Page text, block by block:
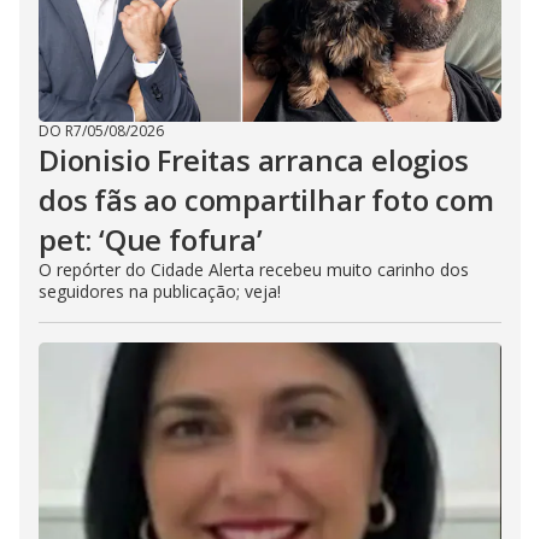
DO R7/05/08/2026
Dionisio Freitas arranca elogios
dos fãs ao compartilhar foto com
pet: ‘Que fofura’
O repórter do Cidade Alerta recebeu muito carinho dos
seguidores na publicação; veja!